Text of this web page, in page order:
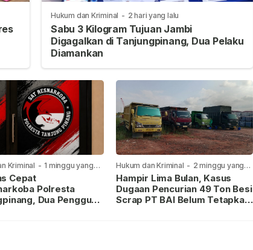
Hukum dan Kriminal - 2 hari yang lalu
Sabu 3 Kilogram Tujuan Jambi
Digagalkan di Tanjungpinang, Dua Pelaku
Diamankan
Kriminal - 1 minggu yang
Cepat
Polresta
Dua Pengguna
Hukum dan Kriminal - 2 minggu yang
lalu
Hampir Lima Bulan, Kasus
Dugaan Pencurian 49 Ton Besi
Scrap PT BAI Belum Tetapkan